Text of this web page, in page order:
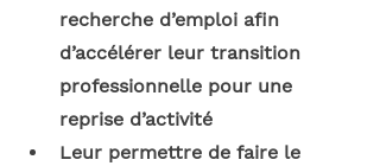
recherche d’emploi afin
d’accélérer leur transition
professionnelle pour une
reprise d’activité
Leur permettre de faire le